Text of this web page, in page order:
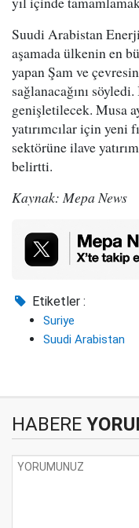
Suudi Arabistan
aşamada ülkenin en
yapan Şam ve
sağlanacağını
genişletilecek. Musa
yatırımcılar için yeni
sektörüne ilave
belirtti.
Kaynak: Mepa News
Etiketler :
Suriye
Suudi Arabistan
HABERE